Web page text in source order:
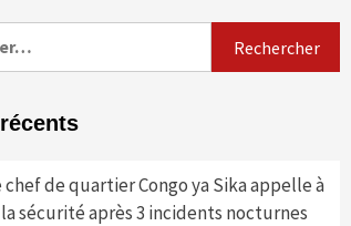
chef de quartier Congo ya Sika appelle à
sécurité après 3 incidents nocturnes